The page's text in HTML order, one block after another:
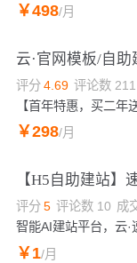
￥498/月
评分 4.69 评论数 211
￥298/月
评分 5 评论数 10 成
￥1/月